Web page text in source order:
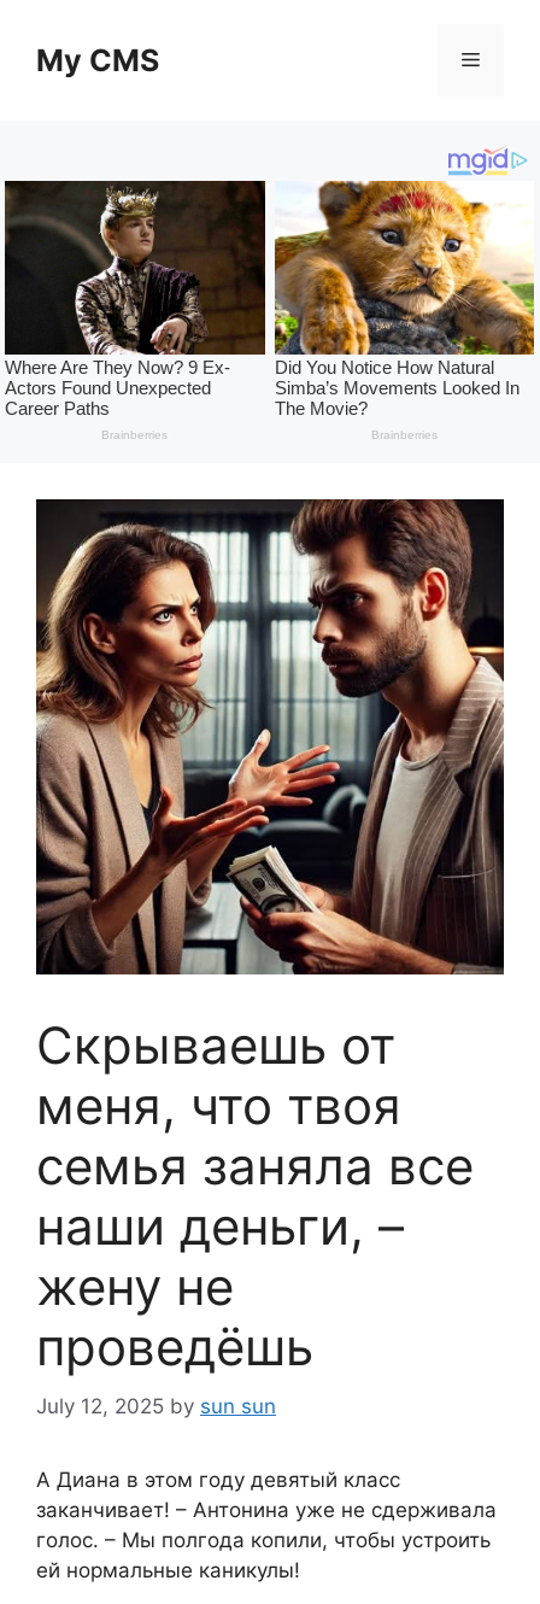
contentMy CMS Menu
Скрываешь от
меня, что твоя
семья заняла все
наши деньги, –
жену не
проведёшь
July 12, 2025 by sun sun
А Диана в этом году девятый класс
заканчивает! – Антонина уже не сдерживала
голос. – Мы полгода копили, чтобы устроить
ей нормальные каникулы!